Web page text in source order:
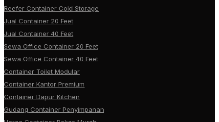
Reefer Container Cold Storage
Jual Container 20 Feet
Jual Container 40 Feet
Sewa Office Container 20 Feet
Sewa Office Container 40 Feet
Container Toilet Modular
Container Kantor Premium
Container Dapur Kitchen
Gudang Container Penyimpanan